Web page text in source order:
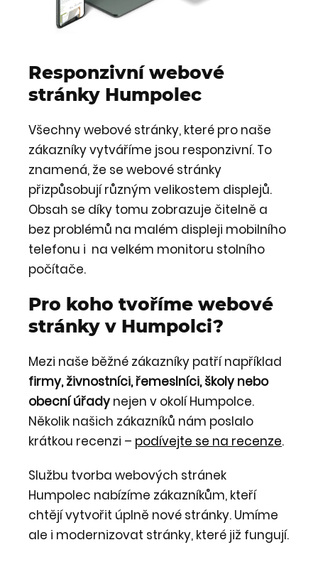
Responzivní webové
stránky Humpolec
Všechny webové stránky, které pro naše
zákazníky vytváříme jsou responzivní. To
znamená, že se webové stránky
přizpůsobují různým velikostem displejů.
Obsah se díky tomu zobrazuje čitelně a
bez problémů na malém displeji mobilního
telefonu i na velkém monitoru stolního
počítače.
Pro koho tvoříme webové
stránky v Humpolci?
Mezi naše běžné zákazníky patří například
firmy, živnostníci, řemeslníci, školy nebo
obecní úřadynejen v okolí Humpolce.
Několik našich zákazníků nám poslalo
krátkou recenzi – podívejte se na recenze.
Službu tvorba webových stránek
Humpolec nabízíme zákazníkům, kteří
chtějí vytvořit úplně nové stránky. Umíme
ale i modernizovat stránky, které již fungují.